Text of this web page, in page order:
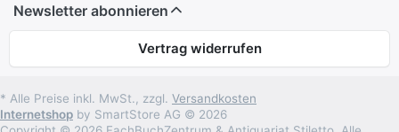
Newsletter abonnieren
Vertrag widerrufen
* Alle Preise inkl. MwSt., zzgl. Versandkosten
Internetshop by SmartStore AG © 2026